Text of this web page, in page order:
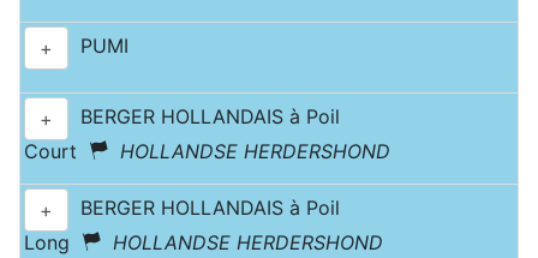
+ PUMI
+
BERGER HOLLANDAIS à Poil
Court
HOLLANDSE HERDERSHOND
+
BERGER HOLLANDAIS à Poil
Long
HOLLANDSE HERDERSHOND